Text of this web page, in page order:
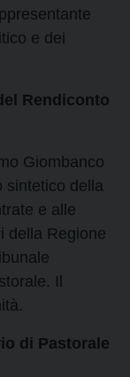
e dei
Rendiconto
Giombanco
sintetico della
e alle
della Regione
Il
di Pastorale